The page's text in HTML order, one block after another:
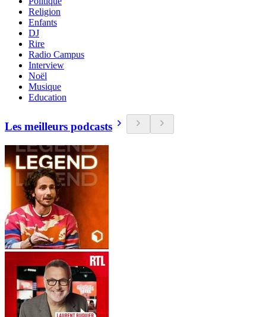
Religion
Enfants
DJ
Rire
Radio Campus
Interview
Noël
Musique
Education
Les meilleurs podcasts